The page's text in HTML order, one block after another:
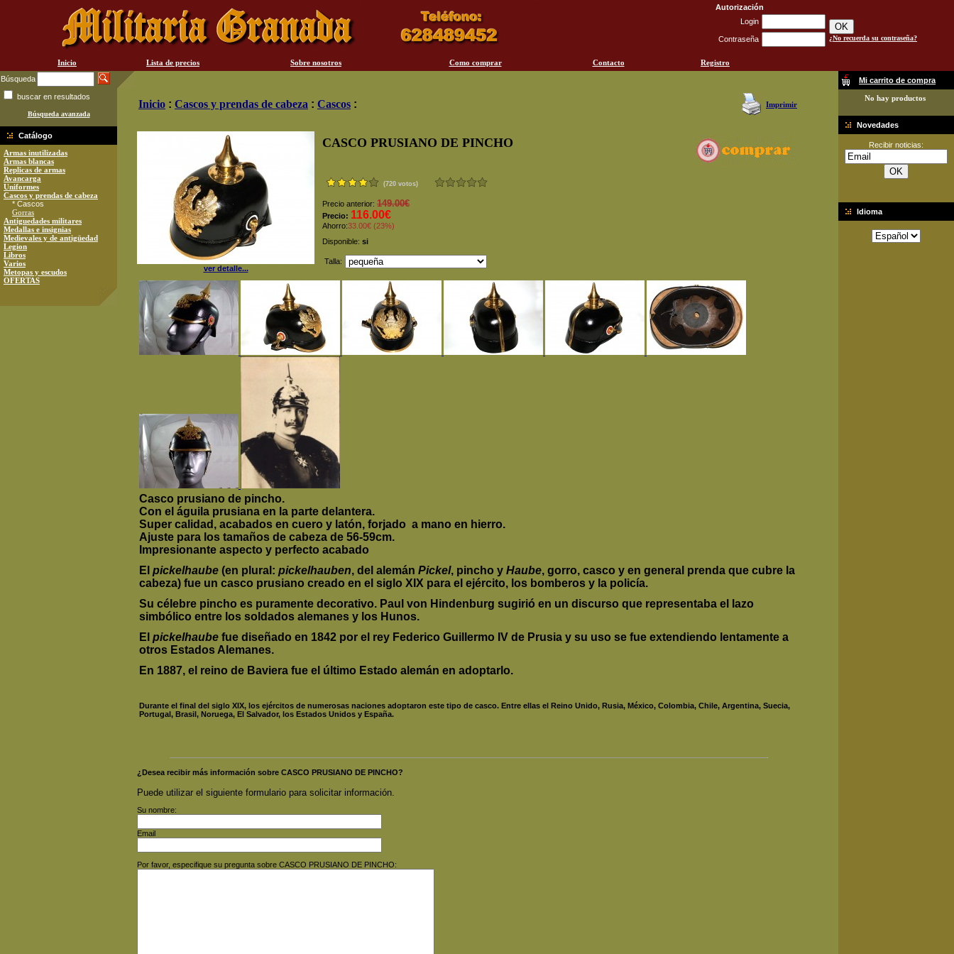
Autorización
Login
Contraseña ¿No recuerda su contraseña?
Inicio Lista de precios Sobre nosotros Como comprar Contacto
Registro
Búsqueda
buscar en resultados
Búsqueda avanzada
Catálogo
Armas inutilizadas
Armas blancas
Replicas de armas
Avancarga
Uniformes
Cascos y prendas de cabeza
* Cascos
Gorras
Antiguedades militares
Medallas e insignias
Medievales y de antigüedad
Legion
Libros
Varios
Metopas y escudos
OFERTAS
Inicio : Cascos y prendas de cabeza : Cascos : Imprimir
ver detalle...
CASCO PRUSIANO DE PINCHO
(720 votos)
Precio anterior: 149.00€
Precio: 116.00€
Ahorro:33.00€ (23%)
Disponible: si
Talla:
Casco prusiano de pincho.
Con el águila prusiana en la parte delantera.
Super calidad , acabados en cuero y latón, forjado a mano en hierro.
Ajuste para los tamaños de cabeza de 56-59cm.
Impresionante aspecto y perfecto acabado
El pickelhaube (en plural: pickelhauben, del alemán Pickel, pincho y Haube, gorro, casco y en general prenda que cubre la
cabeza) fue un casco prusiano creado en el siglo XIX para el ejército, los bomberos y la policía.
Su célebre pincho es puramente decorativo. Paul von Hindenburg sugirió en un discurso que representaba el lazo
simbólico entre los soldados alemanes y los Hunos.
El pickelhaube fue diseñado en 1842 por el rey Federico Guillermo IV de Prusia y su uso se fue extendiendo lentamente a
otros Estados Alemanes.
En 1887, el reino de Baviera fue el último Estado alemán en adoptarlo.
Durante el final del siglo XIX, los ejércitos de numerosas naciones adoptaron este tipo de casco. Entre ellas el Reino Unido, Rusia, México, Colombia, Chile, Argentina, Suecia,
Portugal, Brasil, Noruega, El Salvador, los Estados Unidos y España.
¿Desea recibir más información sobre CASCO PRUSIANO DE PINCHO?
Puede utilizar el siguiente formulario para solicitar información.
Su nombre:
Email
Por favor, especifique su pregunta sobre CASCO PRUSIANO DE PINCHO:
Mi carrito de compra
No hay productos
Novedades
Recibir noticias:
Idioma